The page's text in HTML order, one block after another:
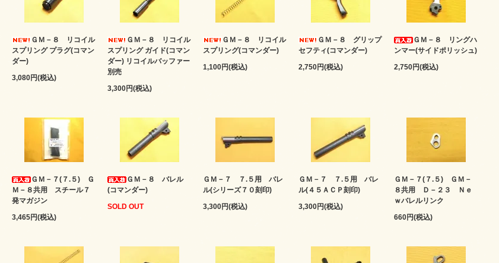
ＧＭ－８ リコイル
スプリング プラグ(コマン
ダー)
3,080円(税込)
ＧＭ－８ リコイル
スプリング ガイド(コマン
ダー) リコイルバッファー
別売
3,300円(税込)
ＧＭ－８ リコイル
スプリング(コマンダー)
1,100円(税込)
ＧＭ－８ グリップ
セフティ(コマンダー)
2,750円(税込)
ＧＭ－８ リングハ
ンマー(サイドポリッシュ)
2,750円(税込)
ＧＭ－７(７.５) Ｇ
Ｍ－８共用 スチール７
発マガジン
3,465円(税込)
ＧＭ－８ バレル
(コマンダー)
SOLD OUT
ＧＭ－７ ７.５用 バレ
ル(シリーズ７０刻印)
3,300円(税込)
ＧＭ－７ ７.５用 バレ
ル(４５ＡＣＰ刻印)
3,300円(税込)
ＧＭ－７(７.５) ＧＭ－
８共用 Ｄ－２３ Ｎｅ
ｗバレルリンク
660円(税込)